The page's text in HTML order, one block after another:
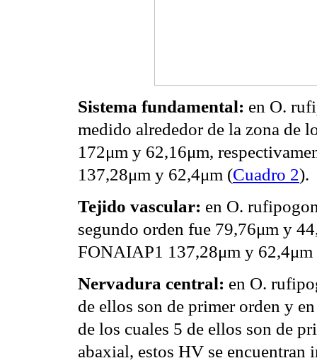
Sistema fundamental: en O.
medido alrededor de la zona de
172μm y 62,16μm,
137,28μm y 62,4μm (Cuadro 2).
Tejido vascular: en O.
segundo orden fue 79,76μm y
FONAIAP1 137,28μm y 62,4μm
Nervadura central: en O.
de ellos son de primer orden y
de los cuales 5 de ellos son de
abaxial, estos HV se